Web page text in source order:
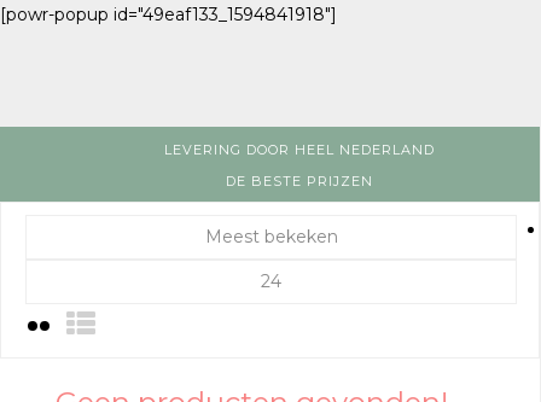
[powr-popup id="49eaf133_1594841918"]
LEVERING DOOR HEEL NEDERLAND
DE BESTE PRIJZEN
Meest bekeken
24